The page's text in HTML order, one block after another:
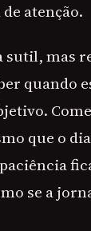
atenção.
sutil, mas
quando
que o
se a